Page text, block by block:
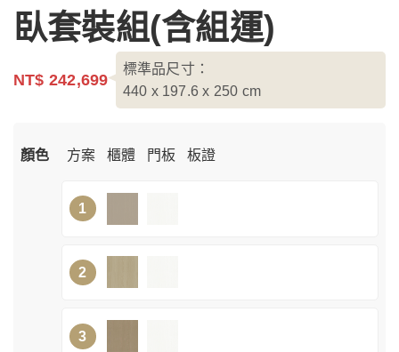
臥套裝組(含組運)
NT$ 242,699
標準品尺寸：
440 x 197.6 x 250 cm
顏色 方案 櫃體 門板 板證
1
2
3